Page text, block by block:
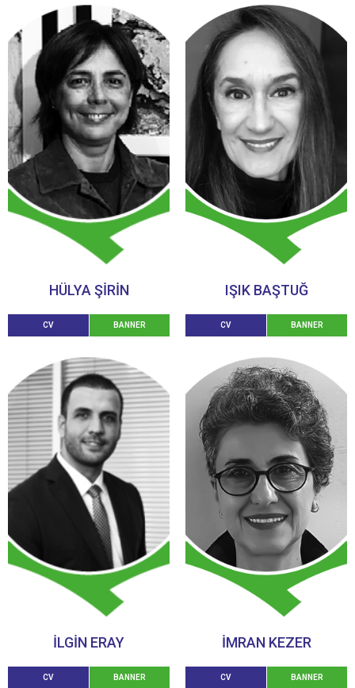
HÜLYA ŞİRİN
CV BANNER
IŞIK BAŞTUĞ
CV BANNER
İLGİN ERAY
CV BANNER
IMRAN KEZER
CV BANNER